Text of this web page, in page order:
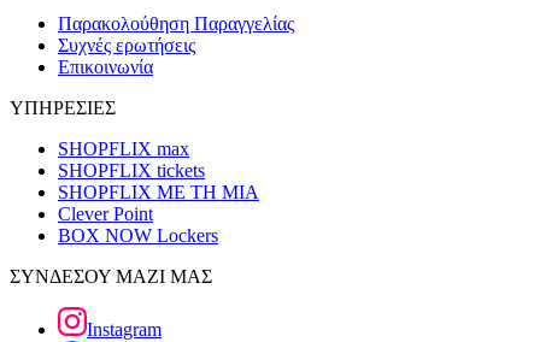
Παρακολούθηση Παραγγελίας
Συχνές ερωτήσεις
Επικοινωνία
ΥΠΗΡΕΣΙΕΣ
SHOPFLIX max
SHOPFLIX tickets
SHOPFLIX ΜΕ ΤΗ ΜΙΑ
Clever Point
BOX NOW Lockers
ΣΥΝΔΕΣΟΥ ΜΑΖΙ ΜΑΣ
Instagram